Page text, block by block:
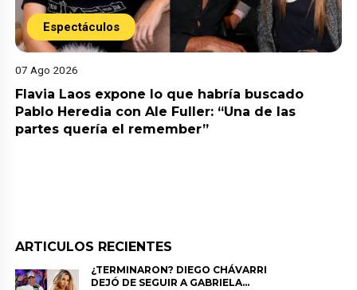
Espectáculos
07 Ago 2026
Flavia Laos expone lo que habría buscado
Pablo Heredia con Ale Fuller: “Una de las
partes quería el remember”
ARTICULOS RECIENTES
¿TERMINARON? DIEGO CHÁVARRI
DEJÓ DE SEGUIR A GABRIELA